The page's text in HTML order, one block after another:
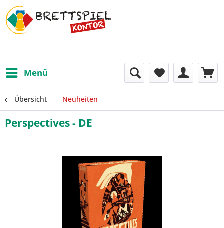
Menü
Übersicht Neuheiten
Perspectives - DE